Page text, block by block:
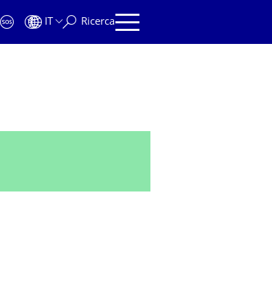
IT Ricerca